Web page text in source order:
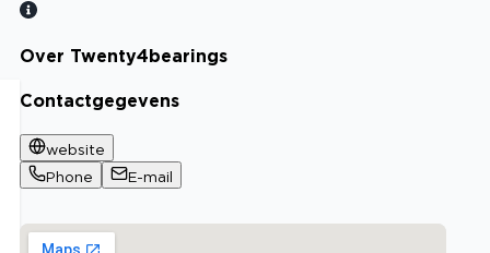
Over Twenty4bearings
Contactgegevens
website
Phone
E-mail